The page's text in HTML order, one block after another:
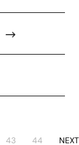
43 44 NEXT